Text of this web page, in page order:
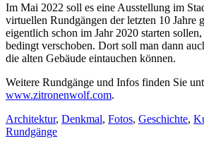
Im Mai 2022 soll es eine Ausstellung im
virtuellen Rundgängen der letzten 10 Jahre
eigentlich schon im Jahr 2020 starten
bedingt verschoben. Dort soll man dann
die alten Gebäude eintauchen können.
Weitere Rundgänge und Infos finden Sie
www.zitronenwolf.com.
Architektur, Denkmal, Fotos, Geschichte,
Rundgänge